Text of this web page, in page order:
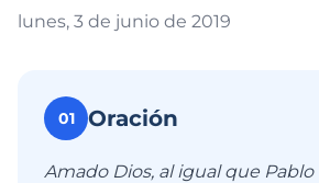
lunes, 3 de junio de 2019
01 Oración
Amado Dios, al igual que Pablo